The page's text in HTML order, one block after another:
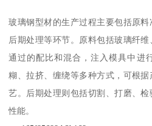
玻璃钢型材的生产过程主要包括原
后期处理等环节。原料包括玻璃纤
通过的配比和混合，注入模具中进
糊、拉挤、缠绕等多种方式，可根
艺。后期处理则包括切割、打磨、
性能。